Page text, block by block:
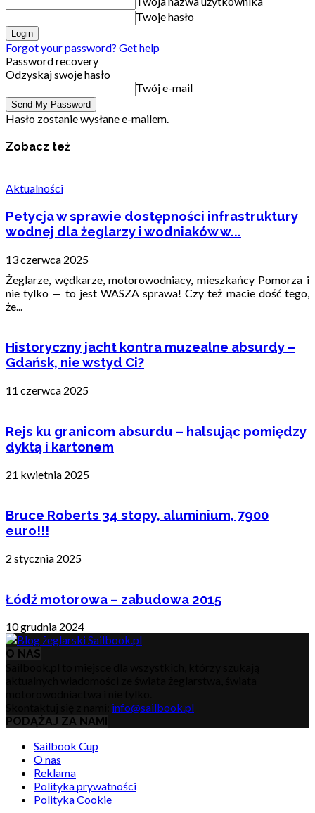
Twoje hasło
Forgot your password? Get help
Password recovery
Odzyskaj swoje hasło
Twój e-mail
Hasło zostanie wysłane e-mailem.
Zobacz też
Aktualności
Petycja w sprawie dostępności infrastruktury
wodnej dla żeglarzy i wodniaków w...
13 czerwca 2025
Żeglarze, wędkarze, motorowodniacy, mieszkańcy Pomorza i
nie tylko — to jest WASZA sprawa! Czy też macie dość tego,
że...
Historyczny jacht kontra muzealne absurdy –
Gdańsk, nie wstyd Ci?
11 czerwca 2025
Rejs ku granicom absurdu – halsując pomiędzy
dyktą i kartonem
21 kwietnia 2025
Bruce Roberts 34 stopy, aluminium, 7900
euro!!!
2 stycznia 2025
Łódź motorowa – zabudowa 2015
10 grudnia 2024
O NAS
info@sailbook.pl
PODĄŻAJ ZA NAMI
Sailbook Cup
O nas
Reklama
Polityka prywatności
Polityka Cookie